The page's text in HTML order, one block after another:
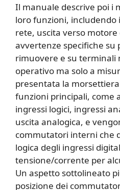
Il manuale descrive poi i
loro funzioni, includendo
rete, uscita verso motore
avvertenze specifiche su
rimuovere e su terminali
operativo ma solo a
presentata la
funzioni principali, come
ingressi logici, ingressi
uscita analogica, e
commutatori interni che
logica degli ingressi
tensione/corrente per
Un aspetto sottolineato
posizione dei